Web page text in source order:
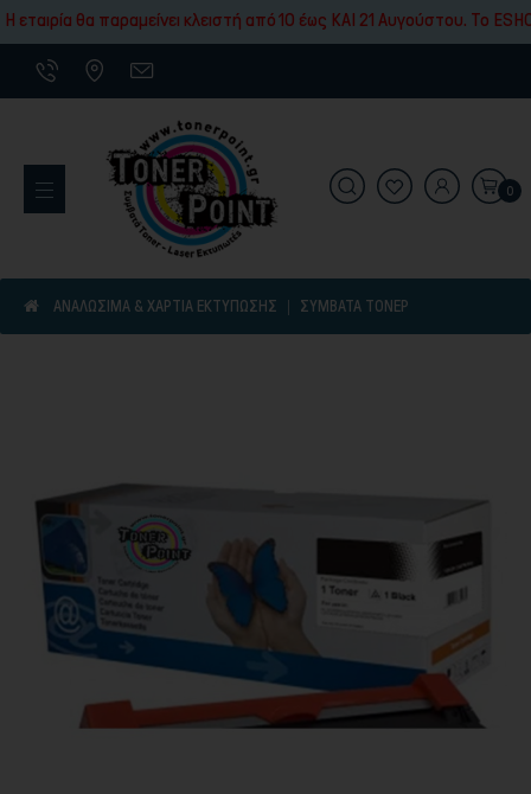
θα παραμείνει κλειστή από 10 έως ΚΑΙ 21 Αυγούστου. To
Εκτυπωτικά Μηχανήματα
0
ΑΝΑΛΩΣΙΜΑ & ΧΑΡΤΙΑ ΕΚΤΥΠΩΣΗΣ ΣΥΜΒΑΤΆ ΤΌΝΕΡ